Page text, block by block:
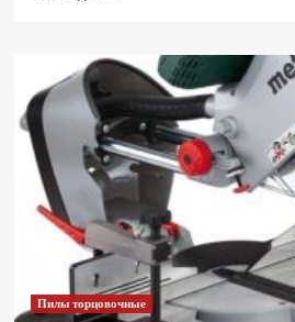
торцовочная
сетевая
DeWALT
DWS
713
DWS713-
KS
(Цены)
Пилы торцовочные